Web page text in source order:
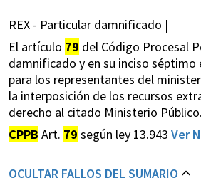
REX - Particular damnificado |
El artículo 79 del Código Procesal
damnificado y en su inciso
para los representantes del
la interposición de los recursos
derecho al citado Ministerio Público.
CPPB Art. 79 según ley 13.943 Ver
OCULTAR FALLOS DEL SUMARIO